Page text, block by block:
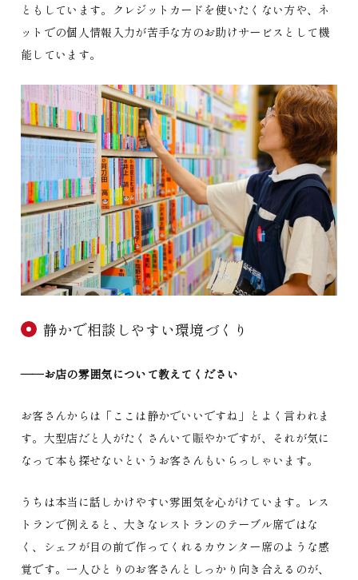
ともしています。クレジットカードを使いたくない方や、ネ
ットでの個人情報入力が苦手な方のお助けサービスとして機
能しています。
静かで相談しやすい環境づくり
――お店の雰囲気について教えてください
お客さんからは「ここは静かでいいですね」とよく言われま
す。大型店だと人がたくさんいて賑やかですが、それが気に
なって本も探せないというお客さんもいらっしゃいます。
うちは本当に話しかけやすい雰囲気を心がけています。レス
トランで例えると、大きなレストランのテーブル席ではな
く、シェフが目の前で作ってくれるカウンター席のような感
覚です。一人ひとりのお客さんとしっかり向き合えるのが、